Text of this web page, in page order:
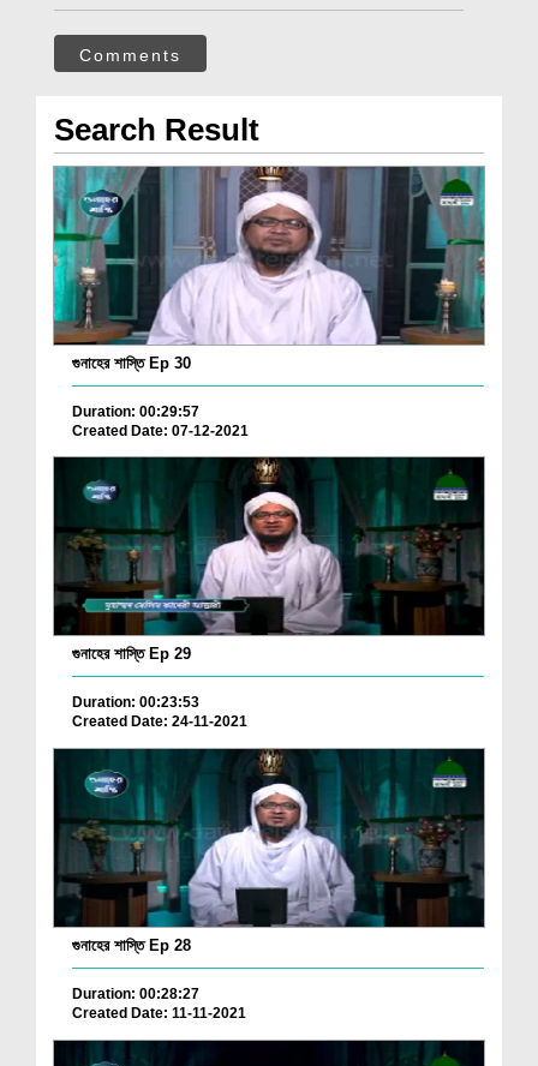
Comments
Search Result
গুনাহের শাস্তি Ep 30
Duration: 00:29:57
Created Date: 07-12-2021
গুনাহের শাস্তি Ep 29
Duration: 00:23:53
Created Date: 24-11-2021
গুনাহের শাস্তি Ep 28
Duration: 00:28:27
Created Date: 11-11-2021